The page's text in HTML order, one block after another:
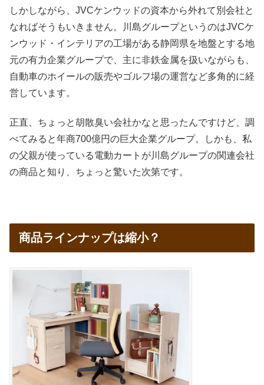
しかしながら、JVCケンウッドの資本から外れて別会社と
なればそうもいきません。川島グループというのはJVCケ
ンウッド・インテリアの工場がある静岡県を地盤とする地
元の有力企業グループで、主に非鉄金属を扱いながらも、
自動車のホイールの販売やゴルフ場の運営など多角的に経
営しています。
正直、ちょっと胡散臭い会社かなと思ったんですけど、調
べてみると年商700億円の巨大企業グループ。しかも、私
の父親が使っている電動カートが川島グループの関連会社
の商品と知り、ちょっと驚いた次第です。
商品ラインナップは縮小？